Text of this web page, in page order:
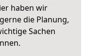
haben wir
die Planung,
Sachen